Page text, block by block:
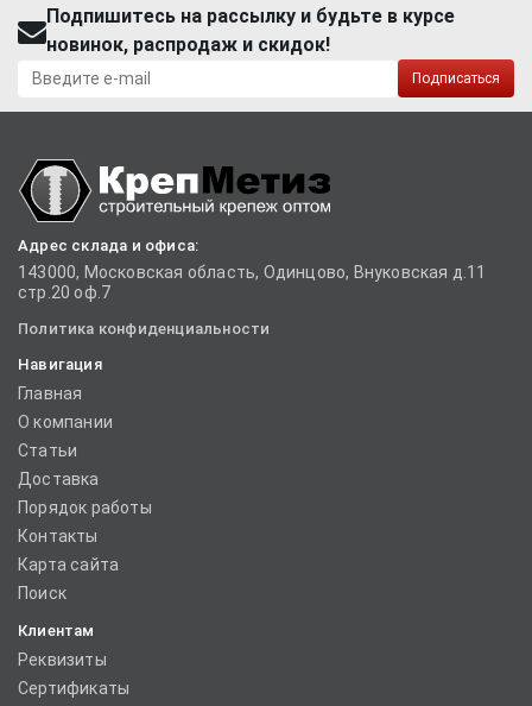
Подпишитесь на рассылку и будьте в курсе
новинок, распродаж и скидок!
Подписаться
Адрес склада и офиса:
143000, Московская область, Одинцово, Внуковская д.11
стр.20 оф.7
Политика конфиденциальности
Навигация
Главная
О компании
Статьи
Доставка
Порядок работы
Контакты
Карта сайта
Поиск
Клиентам
Реквизиты
Сертификаты